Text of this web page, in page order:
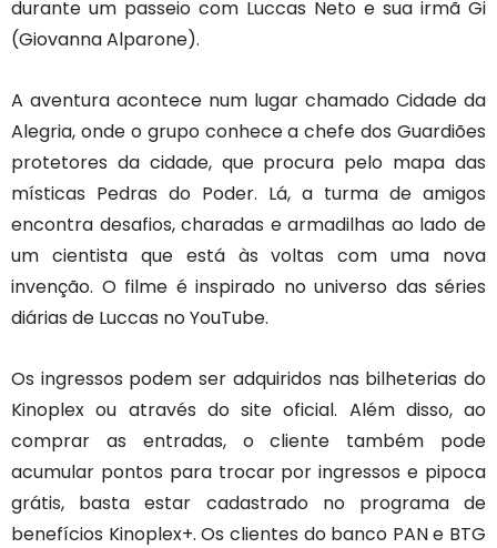
durante um passeio com Luccas Neto e sua irmã Gi
(Giovanna Alparone).
A aventura acontece num lugar chamado Cidade da
Alegria, onde o grupo conhece a chefe dos Guardiões
protetores da cidade, que procura pelo mapa das
místicas Pedras do Poder. Lá, a turma de amigos
encontra desafios, charadas e armadilhas ao lado de
um cientista que está às voltas com uma nova
invenção. O filme é inspirado no universo das séries
diárias de Luccas no YouTube.
Os ingressos podem ser adquiridos nas bilheterias do
Kinoplex ou através do site oficial. Além disso, ao
comprar as entradas, o cliente também pode
acumular pontos para trocar por ingressos e pipoca
grátis, basta estar cadastrado no programa de
benefícios Kinoplex+. Os clientes do banco PAN e BTG